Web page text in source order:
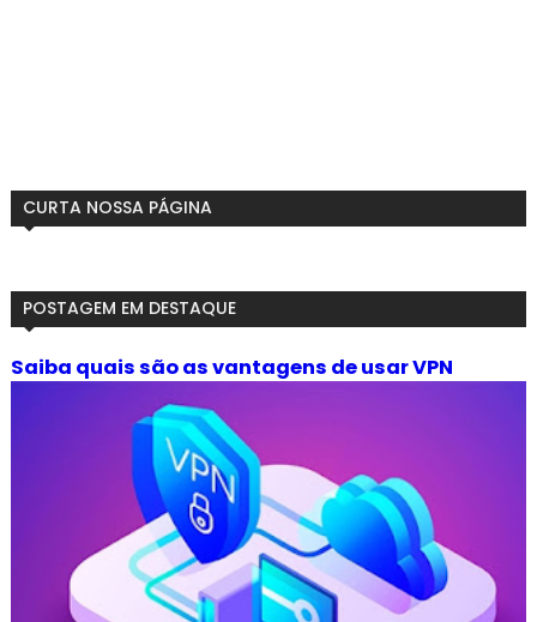
CURTA NOSSA PÁGINA
POSTAGEM EM DESTAQUE
Saiba quais são as vantagens de usar VPN